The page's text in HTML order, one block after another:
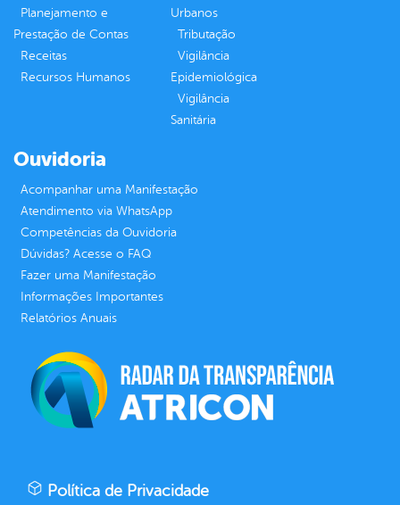
Planejamento e
Prestação de Contas
Receitas
Recursos Humanos
Urbanos
Tributação
Vigilância
Epidemiológica
Vigilância
Sanitária
Ouvidoria
Acompanhar uma Manifestação
Atendimento via WhatsApp
Competências da Ouvidoria
Dúvidas? Acesse o FAQ
Fazer uma Manifestação
Informações Importantes
Relatórios Anuais
Política de Privacidade